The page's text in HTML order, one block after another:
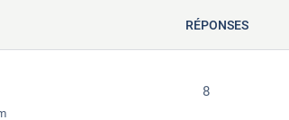
RÉPONSES
8